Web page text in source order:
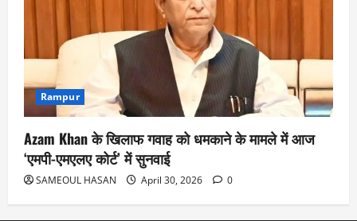
Rampur
Azam Khan के खिलाफ गवाह को धमकाने के मामले में आज
‘एमपी-एमएलए कोर्ट’ में सुनवाई
SAMEOUL HASAN April 30, 2026 0